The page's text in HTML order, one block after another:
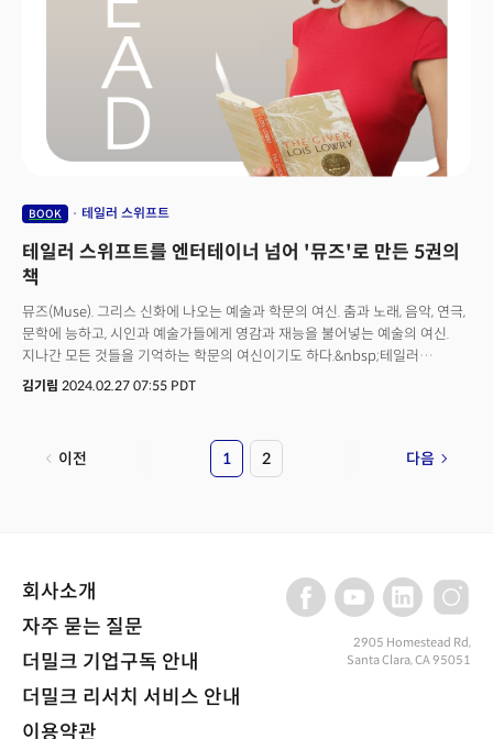
한국에서도 네이버 블로그처럼 긴 글을 쓸 수 있는 플랫폼이 다시 인기를 얻고
있습니다.&nbsp;많은 성공한 글로벌 CEO들의 어린시절 취미도
독서였습니다.&nbsp;더밀크는 CEO 포커스 레터를 통해 일론 머스크, 바비
케네디, 빌 게이츠부터 워렌 버핏까지 한 시대를 풍미한 리더들에게 자양분이
되어준 필독서들을 소개해왔는데요.&nbsp;이들은 저마다의 불완전함을
채우고, 목표를 향해 나아가는 고독한 여정의 동반자로 '책'을 선택했습니다.
분초를 다투며 빠르게 변화하는 세상에서 독서는 변치않는 것들의 가치를
알려주는 올곧은 등대인지도 모르겠습니다.마음에 드는 책을 아직 발견하지
<CEO 포커스> 18호에서는 AI, 생산 현장 지휘자로... 기술 피라미드를
혁신가의 딜레마를 뛰어넘다... 젠슨 황 CEO 추천도서 4권을 소개합니다.
BOOK 테일러 스위프트
테일러 스위프트를 엔터테이너 넘어 '뮤즈'로 만든 5권의
책
뮤즈(Muse). 그리스 신화에 나오는 예술과 학문의 여신. 춤과 노래, 음악, 연극,
문학에 능하고, 시인과 예술가들에게 영감과 재능을 불어넣는 예술의 여신.
지나간 모든 것들을 기억하는 학문의 여신이기도 하다.&nbsp;테일러
스위프트. 그는 네슈빌의 컨트리송 가수에서 명실상부한 21세기 최고의
방법을 찾았다"며 선정 이유를 밝혔다. 연예인이 자신의 본업으로 타임의
올해의 인물에 선정된 것은 스위프트가 처음이다.&nbsp;스위프트노믹스
영화 제목이기도 하다. 2023년에 이어 2024년도 테일러 스위프트의 해가
되고 있다. 올해 초 열린 미국 그래미 시상식에서 스위프트는 최고 영예인
'올해의 앨범상'을 네 번씩이나 수상하며 역대 최다 수상자가 됐다.스위프트는
지난해 3월부터 시작된 '디 에라스 투어(The Eras Tour)'를 통해 미국에서만
20개의 도시에서 총 53회 공연을 성황리에 마쳤다. 이렇게 벌어들인 수익만
10억 달러(약 1조 2944억원)로 역대 최고 수익이다. 이로 인한 경제적 효과는
13조원에 달하며, 투어는 아직 진행 중이다.&nbsp;오는 3월 스위프트는
동남아시아 지역에서 유일하게 싱가포르를 방문한다. 싱가포르는 벌써
김기림 2024.02.27 07:55 PDT
이전 1 2 다음
회사소개
자주 묻는 질문
더밀크 기업구독 안내
더밀크 리서치 서비스 안내
이용약관
2905 Homestead Rd,
Santa Clara, CA 95051